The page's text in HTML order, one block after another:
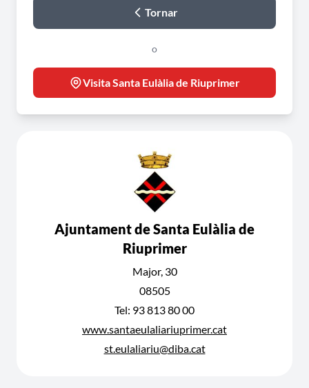
Tornar
o
Visita Santa Eulàlia de Riuprimer
Ajuntament de Santa Eulàlia de
Riuprimer
Major, 30
08505
Tel: 93 813 80 00
www.santaeulaliariuprimer.cat
st.eulaliariu@diba.cat